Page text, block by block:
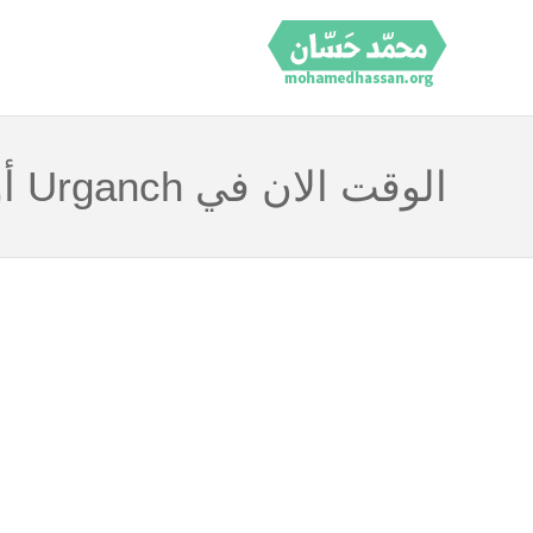
الوقت الان في Urganch أوزبكستان